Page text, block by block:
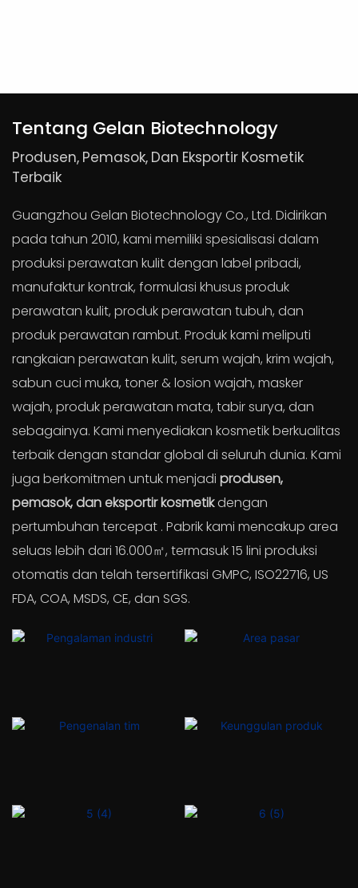
Tentang Gelan Biotechnology
Produsen, Pemasok, Dan Eksportir Kosmetik
Terbaik
Guangzhou Gelan Biotechnology Co., Ltd. Didirikan
pada tahun 2010, kami memiliki spesialisasi dalam
produksi perawatan kulit dengan label pribadi,
manufaktur kontrak, formulasi khusus produk
perawatan kulit, produkperawatan tubuh, dan
produk perawatan rambut. Produk kami meliputi
rangkaian perawatan kulit, serum wajah, krim wajah,
sabun cuci muka, toner & losion wajah, masker
wajah, produk perawatan mata, tabir surya, dan
sebagainya. Kami menyediakan kosmetik berkualitas
terbaik dengan standar global di seluruh dunia. Kami
juga berkomitmen untuk menjadi produsen,
pemasok, dan eksportir kosmetikdengan
pertumbuhan tercepat . Pabrik kami mencakup area
seluas lebih dari 16.000㎡, termasuk 15 lini produksi
otomatis dan telah tersertifikasi GMPC, ISO22716, US
FDA, COA, MSDS, CE, dan SGS.